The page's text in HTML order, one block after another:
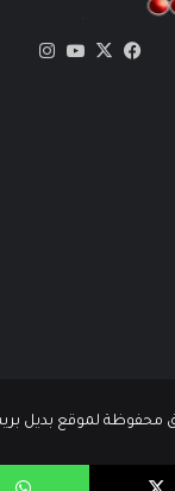
فيسبوك
X يوتيوب
محفوظة لموقع بديل بريس